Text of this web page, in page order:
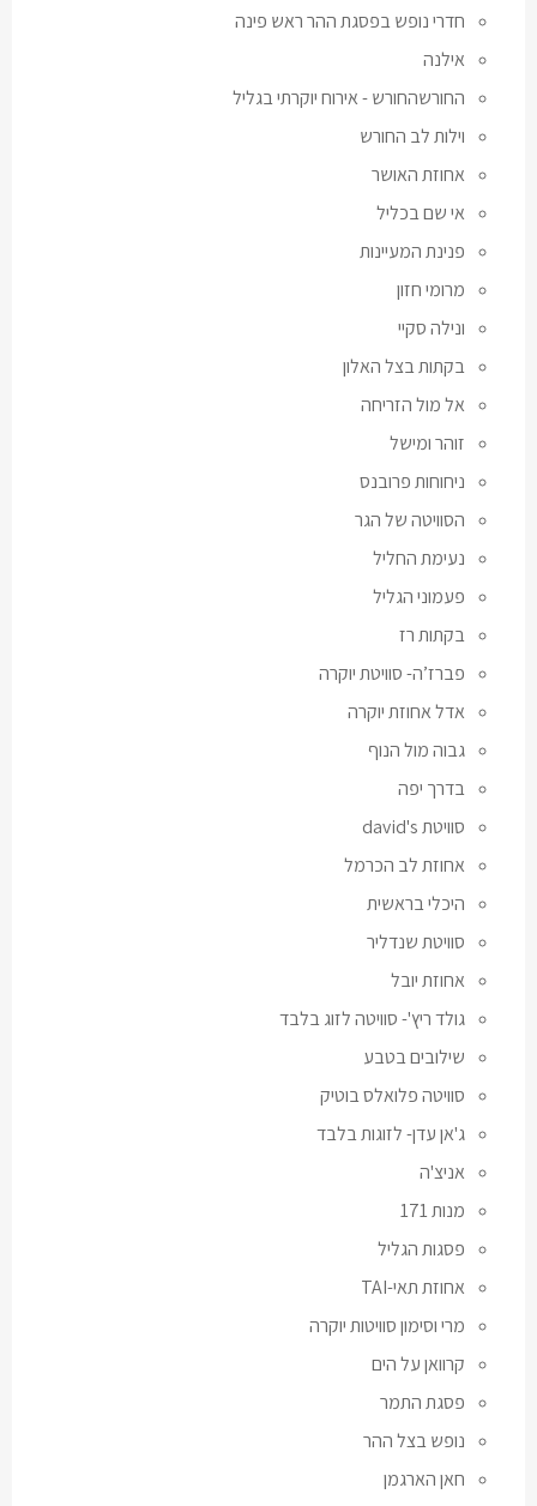
חדרי נופש בפסגת ההר ראש פינה
אילנה
החורשהחורש - אירוח יוקרתי בגליל
וילות לב החורש
אחוזת האושר
אי שם בכליל
פנינת המעיינות
מרומי חזון
ונילה סקיי
בקתות בצל האלון
אל מול הזריחה
זוהר ומישל
ניחוחות פרובנס
הסוויטה של הגר
נעימת החליל
פעמוני הגליל
בקתות רז
פברז’ה- סוויטת יוקרה
אדל אחוזת יוקרה
גבוה מול הנוף
בדרך יפה
סוויטת david's
אחוזת לב הכרמל
היכלי בראשית
סוויטת שנדליר
אחוזת יובל
גולד ריץ'- סוויטה לזוג בלבד
שילובים בטבע
סוויטה פלואלס בוטיק
ג'אן עדן- לזוגות בלבד
אניצ'ה
מנות 171
פסגות הגליל
אחוזת תאי-TAI
מרי וסימון סוויטות יוקרה
קרוואן על הים
פסגת התמר
נופש בצל ההר
חאן הארגמן